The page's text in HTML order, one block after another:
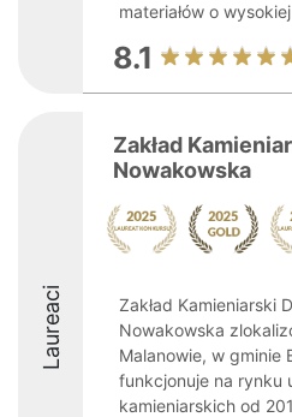
materiałów o
8.1
Laureaci
Zakład
Nowakowska
Zakład Kamieniarski
Nowakowska
Malanowie, w gminie
funkcjonuje na rynku
kamieniarskich od